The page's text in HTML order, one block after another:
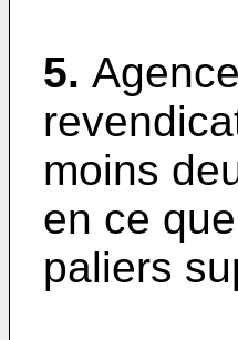
5.
moins
en ce
paliers